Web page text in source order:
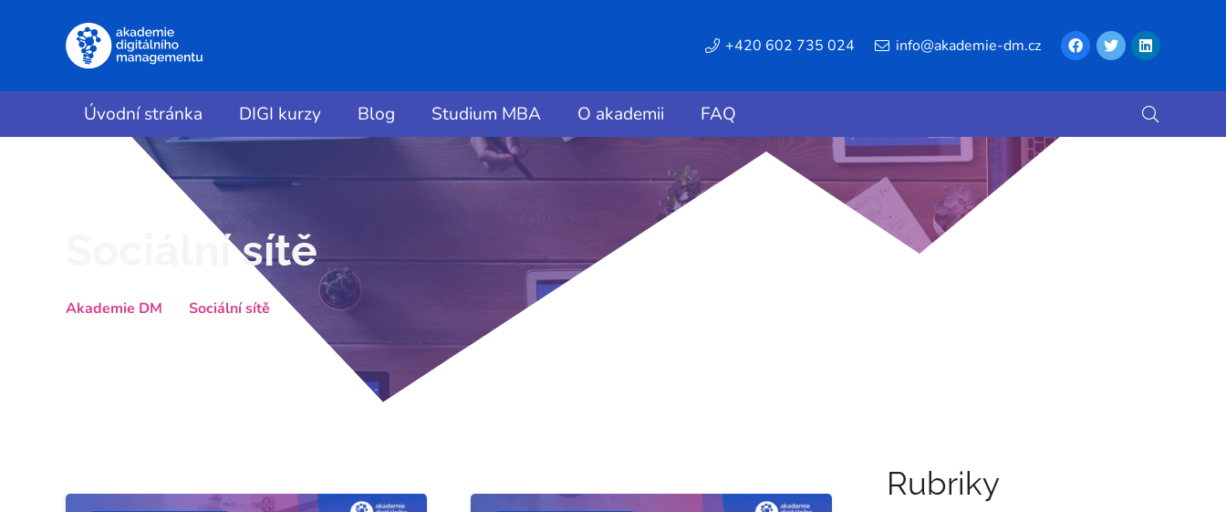
+420 602 735 024 info@akademie-dm.cz
Úvodní stránka DIGI kurzy Blog Studium MBA O akademii FAQ
Sociální sítě
Akademie DM Sociální sítě
Rubriky